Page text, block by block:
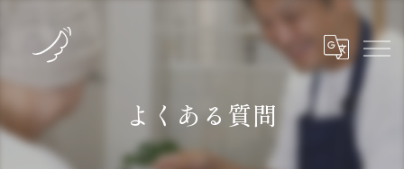
よくある質問